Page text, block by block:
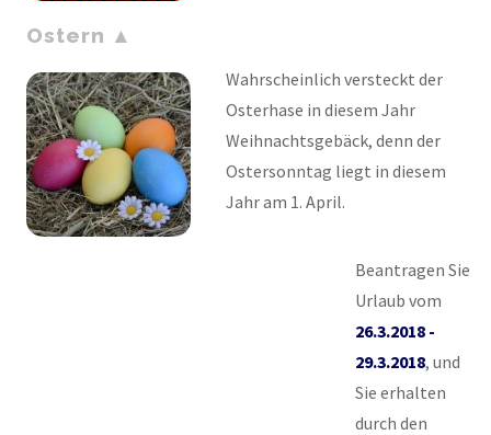
Ostern
Wahrscheinlich versteckt der
Osterhase in diesem Jahr
Weihnachtsgebäck, denn der
Ostersonntag liegt in diesem
Jahr am 1. April.
Beantragen Sie
Urlaub vom
26.3.2018 -
29.3.2018, und
Sie erhalten
durch den